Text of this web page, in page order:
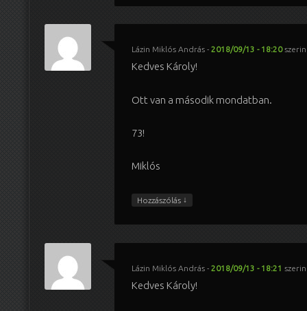
Lázin Miklós András- 2018/09/13 - 18:20
Kedves Károly!
Ott van a második mondatban.
73!
Miklós
Hozzászólás ↓
Lázin Miklós András- 2018/09/13 - 18:21
Kedves Károly!